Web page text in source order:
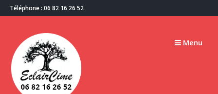
Passer
au
Téléphone : 06 82 16 26 52
Menu